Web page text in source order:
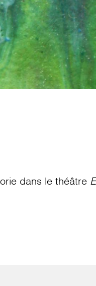
dans le théâtre